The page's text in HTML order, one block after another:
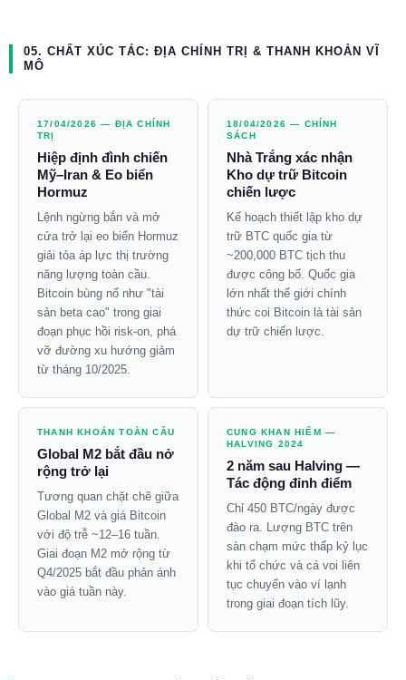
05. CHẤT XÚC TÁC: ĐỊA CHÍNH TRỊ & THANH KHOẢN VĨ
MÔ
17/04/2026 — ĐỊA CHÍNH
TRỊ
Hiệp định đình chiến
Mỹ–Iran & Eo biển
Hormuz
Lệnh ngừng bắn và mở
cửa trở lại eo biển Hormuz
giải tỏa áp lực thị trường
năng lượng toàn cầu.
Bitcoin bùng nổ như "tài
sản beta cao" trong giai
đoạn phục hồi risk-on, phá
vỡ đường xu hướng giảm
từ tháng 10/2025.
18/04/2026 — CHÍNH
SÁCH
Nhà Trắng xác nhận
Kho dự trữ Bitcoin
chiến lược
Kế hoạch thiết lập kho dự
trữ BTC quốc gia từ
~200,000 BTC tịch thu
được công bố. Quốc gia
lớn nhất thế giới chính
thức coi Bitcoin là tài sản
dự trữ chiến lược.
THANH KHOẢN TOÀN CẦU
Global M2 bắt đầu nở
rộng trở lại
Tương quan chặt chẽ giữa
Global M2 và giá Bitcoin
với độ trễ ~12–16 tuần.
Giai đoạn M2 mở rộng từ
Q4/2025 bắt đầu phản ánh
vào giá tuần này.
CUNG KHAN HIẾM —
HALVING 2024
2 năm sau Halving —
Tác động đỉnh điểm
Chỉ 450 BTC/ngày được
đào ra. Lượng BTC trên
sàn chạm mức thấp kỷ lục
khi tổ chức và cá voi liên
tục chuyển vào ví lạnh
trong giai đoạn tích lũy.